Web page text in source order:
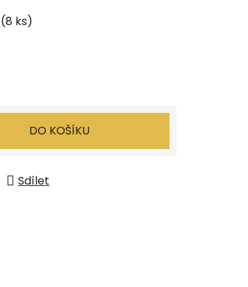
(8 ks)
DO KOŠÍKU
Sdílet